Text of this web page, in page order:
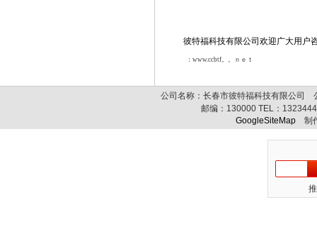
彼特福科技有限公司欢迎广大用户
：www.ccbtf。。ｎｅｔ
公司名称：长春市彼特福科技有限公司
邮编： 130000TEL：
GoogleSiteMap 制